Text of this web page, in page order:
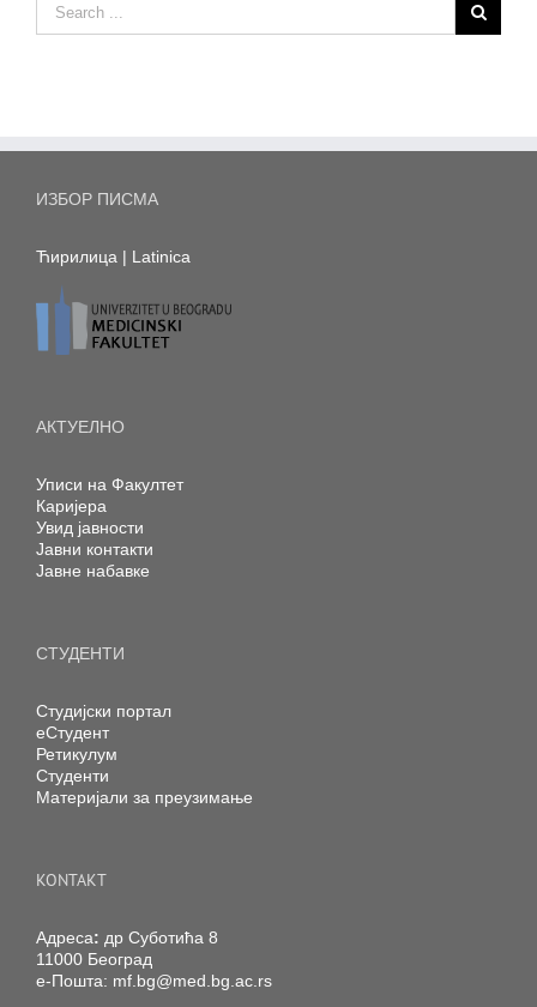
ИЗБОР ПИСМА
Ћирилица | Latinica
АКТУЕЛНО
Уписи на Факултет
Каријера
Увид јавности
Јавни контакти
Јавне набавке
СТУДЕНТИ
Студијски портал
еСтудент
Ретикулум
Студенти
Материјали за преузимање
KONTAKT
Адреса: др Суботића 8
11000 Београд
е-Пошта: mf.bg@med.bg.ac.rs